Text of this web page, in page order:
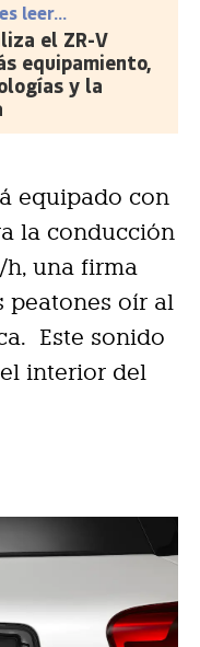
leer...
el ZR-V
equipamiento,
y la
equipado con
la conducción
h, una firma
peatones oír al
Este sonido
interior del